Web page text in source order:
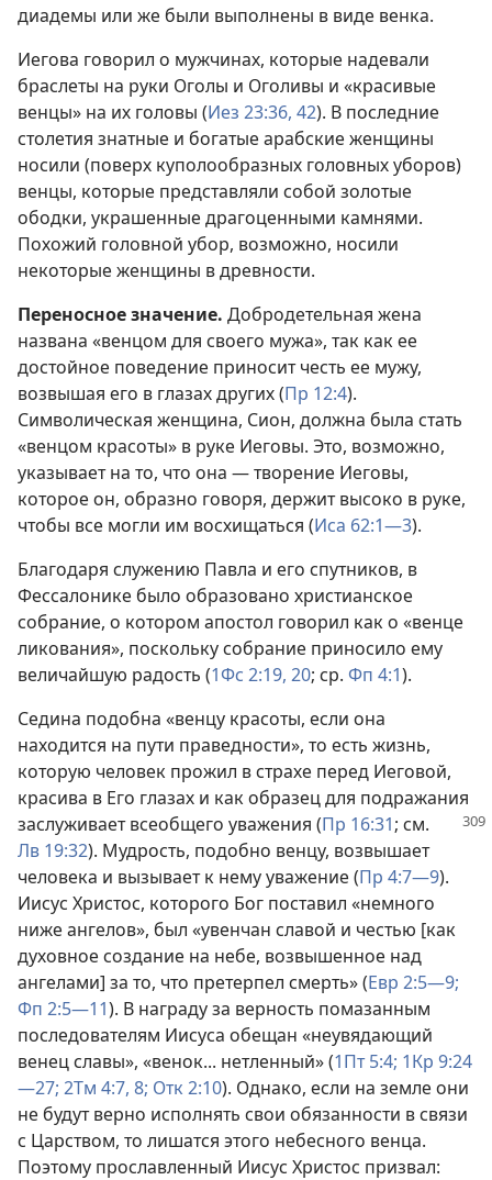
диадемы или же были выполнены в виде венка.
Иегова говорил о мужчинах, которые надевали
браслеты на руки Оголы и Оголивы и «красивые
венцы» на их головы (Иез 23:36, 42). В последние
столетия знатные и богатые арабские женщины
носили (поверх куполообразных головных уборов)
венцы, которые представляли собой золотые
ободки, украшенные драгоценными камнями.
Похожий головной убор, возможно, носили
некоторые женщины в древности.
Переносное значение. Добродетельная жена
названа «венцом для своего мужа», так как ее
достойное поведение приносит честь ее мужу,
возвышая его в глазах других (Пр 12:4).
Символическая женщина, Сион, должна была стать
«венцом красоты» в руке Иеговы. Это, возможно,
указывает на то, что она — творение Иеговы,
которое он, образно говоря, держит высоко в руке,
чтобы все могли им восхищаться (Иса 62:1—3).
Благодаря служению Павла и его спутников, в
Фессалонике было образовано христианское
собрание, о котором апостол говорил как о «венце
ликования», поскольку собрание приносило ему
величайшую радость (1Фс 2:19, 20; ср. Фп 4:1).
Седина подобна «венцу красоты, если она
находится на пути праведности», то есть жизнь,
которую человек прожил в страхе перед Иеговой,
красива в Его глазах и как образец для подражания
заслуживает всеобщего уважения (Пр 16:31; см.
Лв 19:32). Мудрость, подобно венцу, возвышает
человека и вызывает к нему уважение (Пр 4:7—9).
Иисус Христос, которого Бог поставил «немного
ниже ангелов», был «увенчан славой и честью [как
духовное создание на небе, возвышенное над
ангелами] за то, что претерпел смерть» (Евр 2:5—9;
Фп 2:5—11). В награду за верность помазанным
последователям Иисуса обещан «неувядающий
венец славы», «венок... нетленный» (1Пт 5:4; 1Кр 9:24
—27; 2Тм 4:7, 8; Отк 2:10). Однако, если на земле они
не будут верно исполнять свои обязанности в связи
с Царством, то лишатся этого небесного венца.
Поэтому прославленный Иисус Христос призвал: